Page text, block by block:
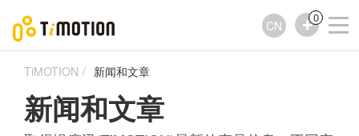
CN
0
TiMOTION 新闻和文章
新闻和文章